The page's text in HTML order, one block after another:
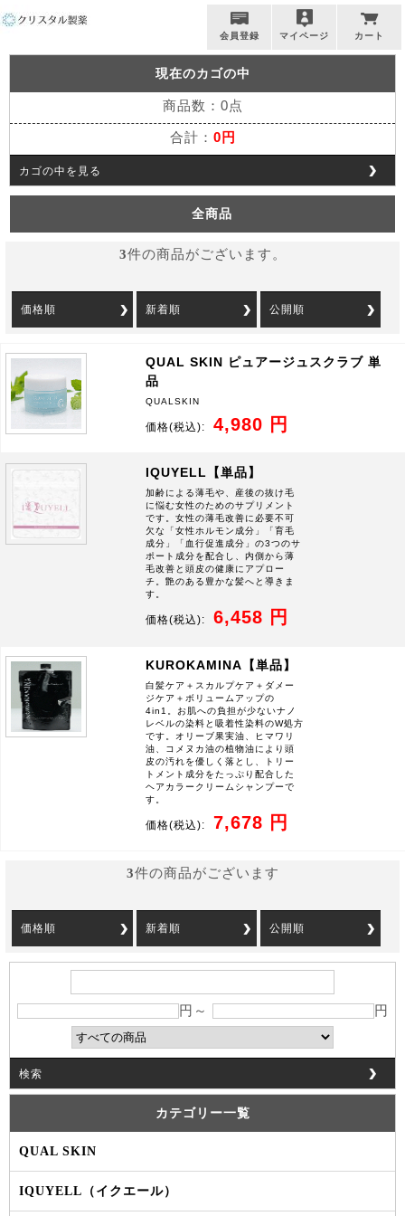
会員登録 マイページ カート
現在のカゴの中
商品数：0点
合計： 0円
カゴの中を見る
全商品
3件の商品がございます。
価格順 新着順 公開順
QUAL SKIN ピュアージュスクラブ 単
品
QUALSKIN
価格(税込): 4,980 円
IQUYELL【単品】
加齢による薄毛や、産後の抜け毛
に悩む女性のためのサプリメント
です。女性の薄毛改善に必要不可
欠な「女性ホルモン成分」「育毛
成分」「血行促進成分」の3つのサ
ポート成分を配合し、内側から薄
毛改善と頭皮の健康にアプロー
チ。艶のある豊かな髪へと導きま
す。
価格(税込): 6,458 円
KUROKAMINA【単品】
白髪ケア＋スカルプケア＋ダメー
ジケア＋ボリュームアップの
4in1。お肌への負担が少ないナノ
レベルの染料と吸着性染料のW処方
です。オリーブ果実油、ヒマワリ
油、コメヌカ油の植物油により頭
皮の汚れを優しく落とし、トリー
トメント成分をたっぷり配合した
ヘアカラークリームシャンプーで
す。
価格(税込): 7,678 円
3件の商品がございます
価格順 新着順 公開順
円～ 円
検索
カテゴリー一覧
QUAL SKIN
IQUYELL（イクエール）